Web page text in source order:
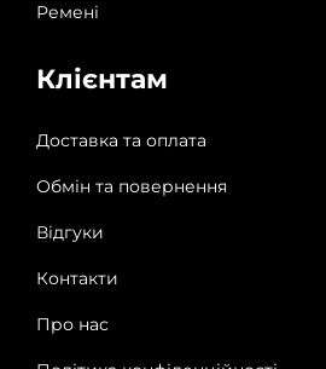
Ремені
Клієнтам
Доставка та оплата
Обмін та повернення
Відгуки
Контакти
Про нас